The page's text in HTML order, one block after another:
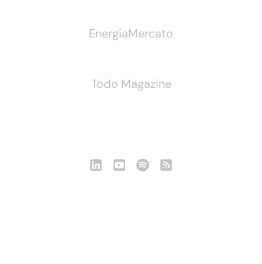
EnergiaMercato
Todo Magazine